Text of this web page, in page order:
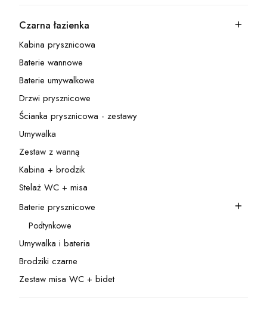
Kategoria - Czarna łazienka
Czarna łazienka
Kategoria - Kabina prysznicowa
Kabina prysznicowa
Kategoria - Baterie wannowe
Baterie wannowe
Kategoria - Baterie umywalkowe
Baterie umywalkowe
Kategoria - Drzwi prysznicowe
Drzwi prysznicowe
Kategoria - Ścianka prysznicowa - zestawy
Ścianka prysznicowa - zestawy
Kategoria - Umywalka
Umywalka
Kategoria - Zestaw z wanną
Zestaw z wanną
Kategoria - Kabina + brodzik
Kabina + brodzik
Kategoria - Stelaż WC + misa
Stelaż WC + misa
Kategoria - Baterie prysznicowe
Baterie prysznicowe
Kategoria - Podtynkowe
Podtynkowe
Kategoria - Umywalka i bateria
Umywalka i bateria
Kategoria - Brodziki czarne
Brodziki czarne
Kategoria - Zestaw misa WC + bidet
Zestaw misa WC + bidet